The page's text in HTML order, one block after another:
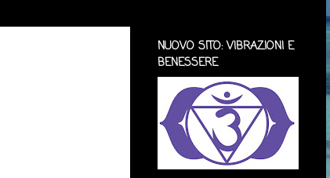
NUOVO SITO: VIBRAZIONI E
BENESSERE